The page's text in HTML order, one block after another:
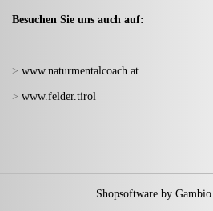
Besuchen Sie uns auch auf:
> www.naturmentalcoach.at
> www.felder.tirol
Shopsoftware by